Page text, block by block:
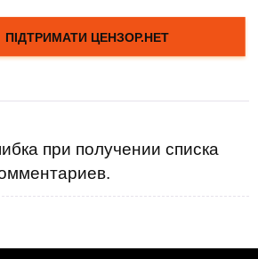
при получении списка